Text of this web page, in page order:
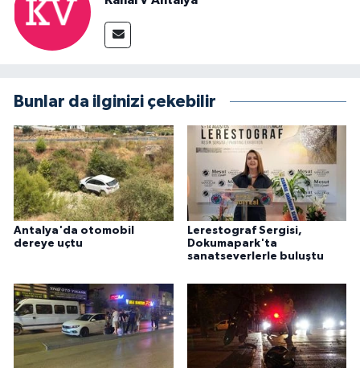
Bunlar da ilginizi çekebilir
Antalya'da otomobil
dereye uçtu
Lerestograf Sergisi,
Dokumapark'ta
sanatseverlerle buluştu